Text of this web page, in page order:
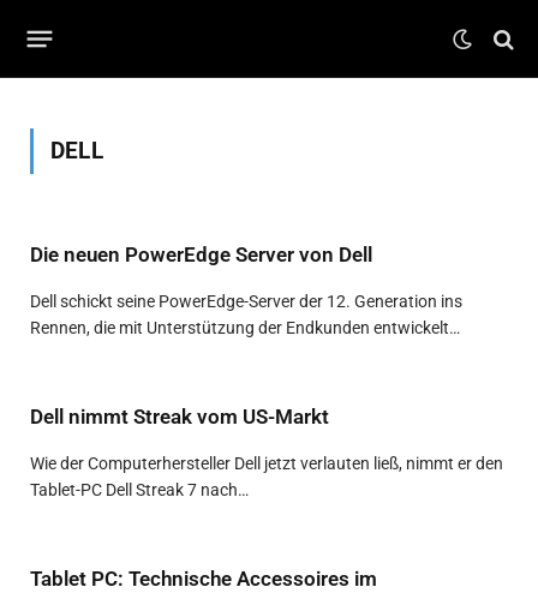
DELL
Die neuen PowerEdge Server von Dell
Dell schickt seine PowerEdge-Server der 12. Generation ins
Rennen, die mit Unterstützung der Endkunden entwickelt…
Dell nimmt Streak vom US-Markt
Wie der Computerhersteller Dell jetzt verlauten ließ, nimmt er den
Tablet-PC Dell Streak 7 nach…
Tablet PC: Technische Accessoires im